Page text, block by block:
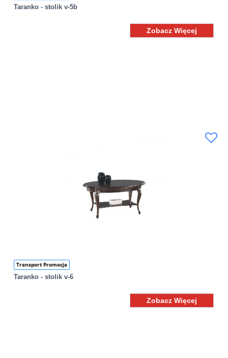
Taranko - stolik v-5b
Zobacz Więcej
Transport Promocja
Taranko - stolik v-6
Zobacz Więcej